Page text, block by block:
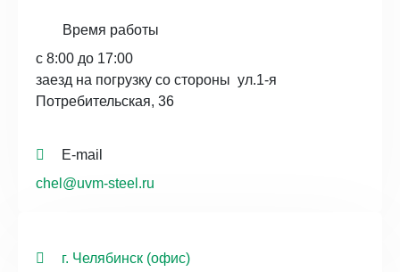
Время работы
с 8:00 до 17:00
заезд на погрузку со стороны ул.1-я
Потребительская, 36
E-mail
chel@uvm-steel.ru
г. Челябинск (офис)